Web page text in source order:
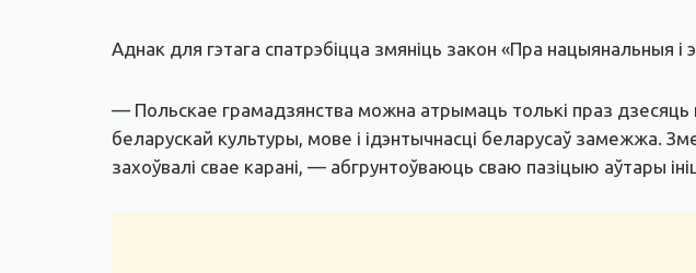
Аднак для гэтага спатрэбіцца змяніць закон «Пра нацыянальныя і
— Польскае грамадзянства можна атрымаць толькі праз
беларускай культуры, мове і ідэнтычнасці беларусаў замежжа.
захоўвалі свае карані, — абгрунтоўваюць сваю пазіцыю аўтары